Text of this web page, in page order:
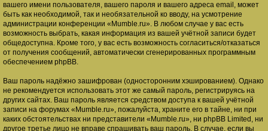
вашего имени пользователя, вашего пароля и вашего адреса email, может
быть как необходимой, так и необязательной ко вводу, на усмотрение
администрации конференции «Mumble.ru». В любом случае у вас есть
возможность выбрать, какая информация из вашей учётной записи будет
общедоступна. Кроме того, у вас есть возможность согласиться/отказаться
от получения сообщений, автоматически сгенерированных программным
обеспечением phpBB.
Ваш пароль надёжно зашифрован (односторонним хэшированием). Однако
не рекомендуется использовать этот же самый пароль, регистрируясь на
других сайтах. Ваш пароль является средством доступа к вашей учётной
записи на форумах «Mumble.ru», пожалуйста, храните его в тайне, ни при
каких обстоятельствах ни представители «Mumble.ru», ни phpBB Limited, ни
другое третье лицо не вправе спрашивать ваш пароль. В случае, если вы